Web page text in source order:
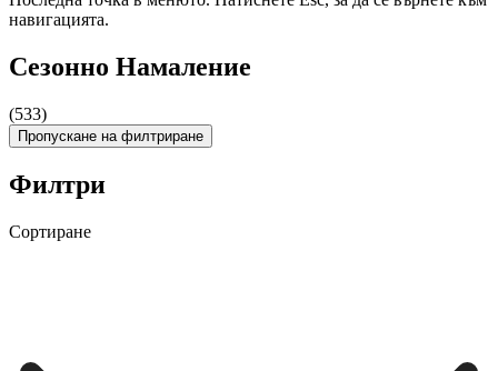
навигацията.
Сезонно Намаление
(533)
Пропускане на филтриране
Филтри
Сортиране